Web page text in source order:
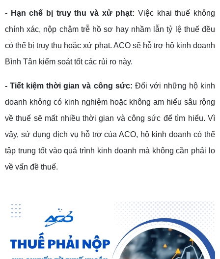
- Hạn chế bị truy thu và xử phạt: Việc khai thuế không
chính xác, nộp chậm trễ hồ sơ hay nhầm lẫn tỷ lệ thuế đều
có thể bị truy thu hoặc xử phạt. ACO sẽ hỗ trợ hộ kinh doanh
Bình Tân kiểm soát tốt các rủi ro này.
- Tiết kiệm thời gian và công sức: Đối với những hộ kinh
doanh không có kinh nghiệm hoặc không am hiểu sâu rộng
về thuế sẽ mất nhiều thời gian và công sức để tìm hiểu. Vì
vậy, sử dụng dịch vụ hỗ trợ của ACO, hộ kinh doanh có thể
tập trung tốt vào quá trình kinh doanh mà không cần phải lo
về vấn đề thuế.